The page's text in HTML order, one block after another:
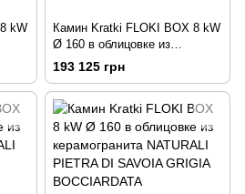
kW
Камин Kratki FLOKI BOX 8 kW
Ø 160 в облицовке из
керамогранита NATURALI
ARDESIA NERO A SPACCO
193 125 грн